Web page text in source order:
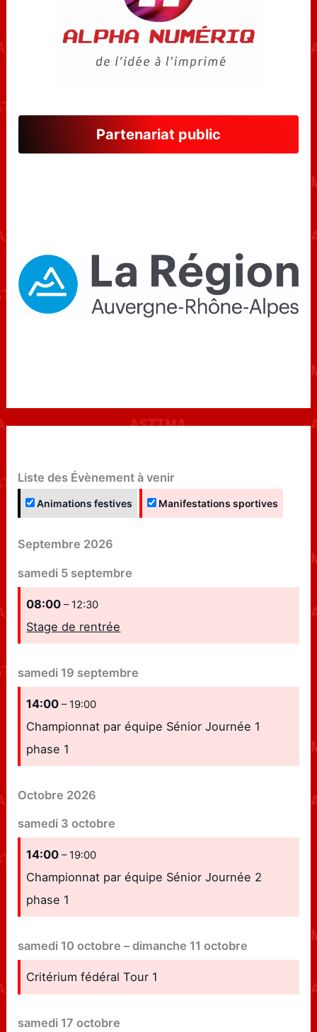
Partenariat public
Liste des Évènement à venir
Animations festives Manifestations sportives
Septembre 2026
samedi 5 septembre
08:00– 12:30
Stage de rentrée
samedi 19 septembre
14:00– 19:00
Championnat par équipe Sénior Journée 1
phase 1
Octobre 2026
samedi 3 octobre
14:00– 19:00
Championnat par équipe Sénior Journée 2
phase 1
samedi 10 octobre –dimanche 11 octobre
Critérium fédéral Tour 1
samedi 17 octobre